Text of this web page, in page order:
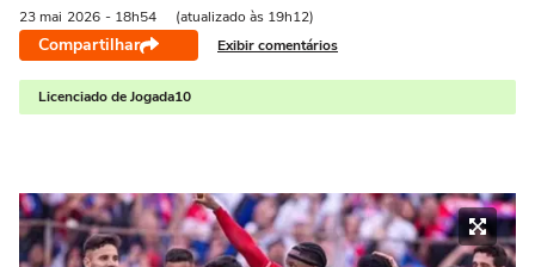
23 mai 2026 - 18h54 (atualizado às 19h12)
Compartilhar Exibir comentários
Licenciado de Jogada10